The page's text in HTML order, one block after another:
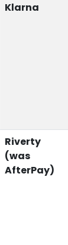
Klarna
Riverty
(was
AfterPay)